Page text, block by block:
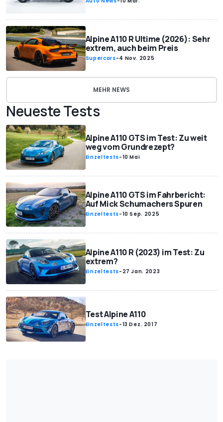
Alpine A110 R Ultime (2026): Sehr
extrem, auch beim Preis
Supercars-4 Nov. 2025
MEHR NEWS
Neueste Tests
Alpine A110 GTS im Test: Zu weit
weg vom Grundrezept?
Einzeltests-10 Mai
Alpine A110 GTS im Fahrbericht:
Auf Mick Schumachers Spuren
Einzeltests-10 Sep. 2025
Alpine A110 R (2023) im Test: Zu
extrem?
Einzeltests- 27 Jan. 2023
Test Alpine A110
Einzeltests-13 Dez. 2017